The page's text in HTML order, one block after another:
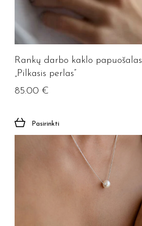
Rankų darbo kaklo papuošalas
„Pilkasis perlas”
85.00 €
Pasirinkti